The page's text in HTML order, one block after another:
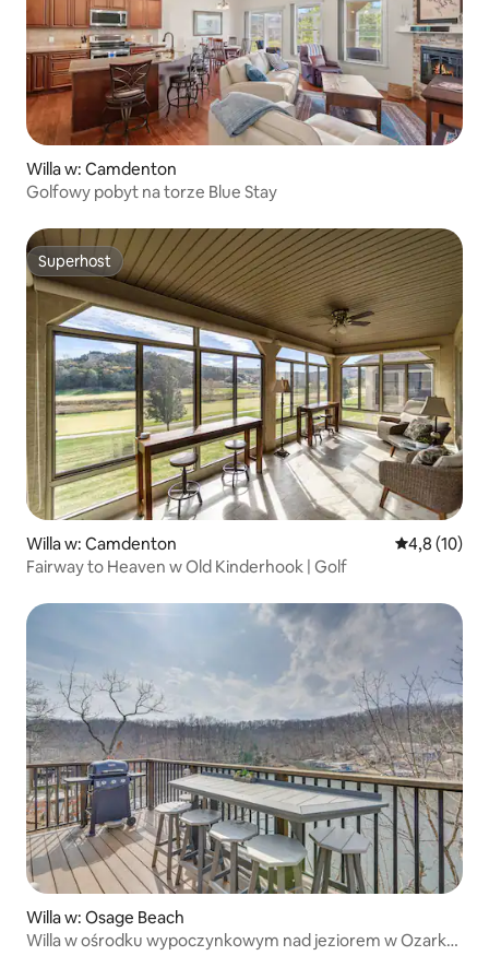
Willa w: Camdenton
Golfowy pobyt na torze Blue Stay
Superhost
Superhost
Willa w: Camdenton Średnia
4,8 (10)
Fairway to Heaven w Old Kinderhook | Golf
Willa w: Osage Beach
Willa w ośrodku wypoczynkowym nad jeziorem w Ozarks!